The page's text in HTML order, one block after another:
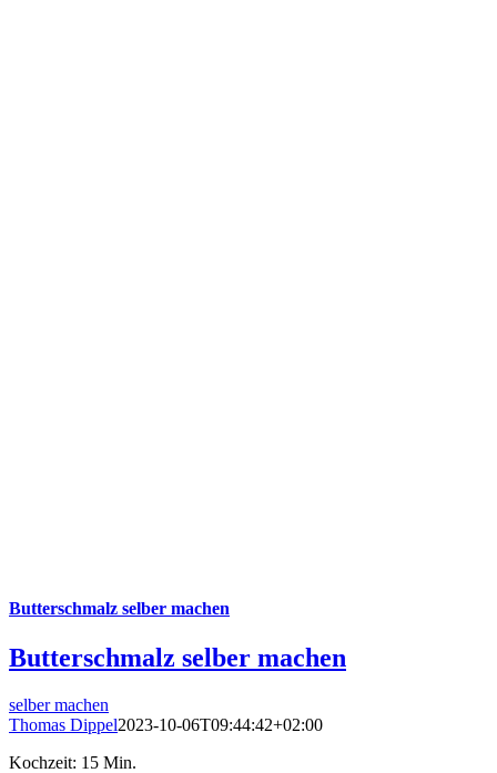
Butterschmalz selber machen
Butterschmalz selber machen
selber machen
Thomas Dippel2023-10-06T09:44:42+02:00
Kochzeit: 15 Min.